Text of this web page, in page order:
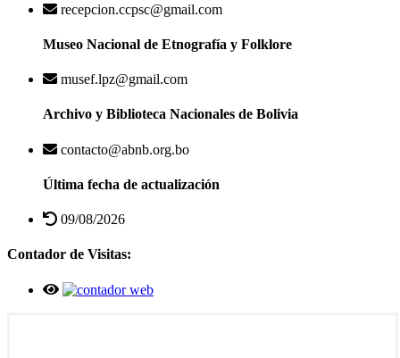
recepcion.ccpsc@gmail.com
Museo Nacional de Etnografía y Folklore
musef.lpz@gmail.com
Archivo y Biblioteca Nacionales de Bolivia
contacto@abnb.org.bo
Última fecha de actualización
09/08/2026
Contador de Visitas: